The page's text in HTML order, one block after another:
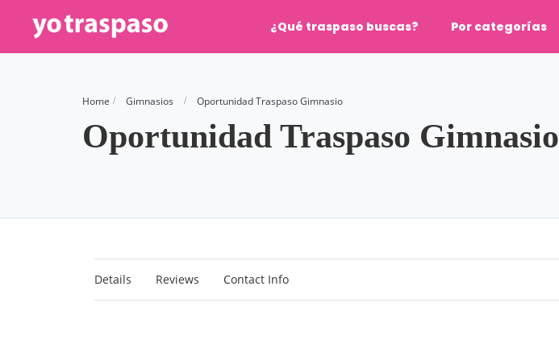
¿Qué traspaso buscas? Por categorías
Home Gimnasios Oportunidad Traspaso Gimnasio
Oportunidad Traspaso Gimnasio
Details Reviews Contact Info